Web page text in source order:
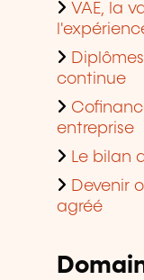
VAE, la
continue
entreprise
Le bilan
Devenir
agréé